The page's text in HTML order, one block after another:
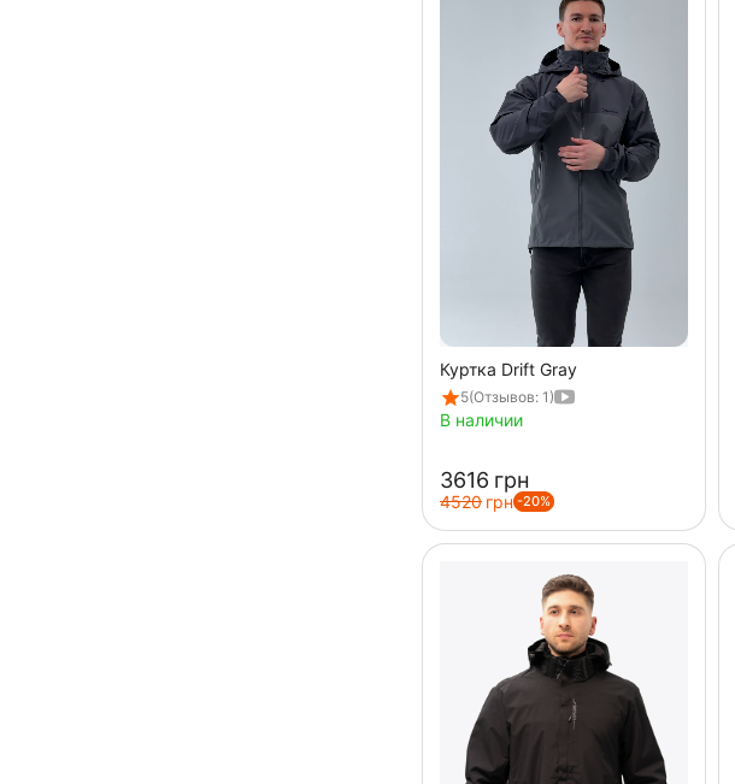
Куртка Drift Gray
5(Отзывов: 1)
В наличии
‍3616‍ грн
‍4520‍ грн -20%